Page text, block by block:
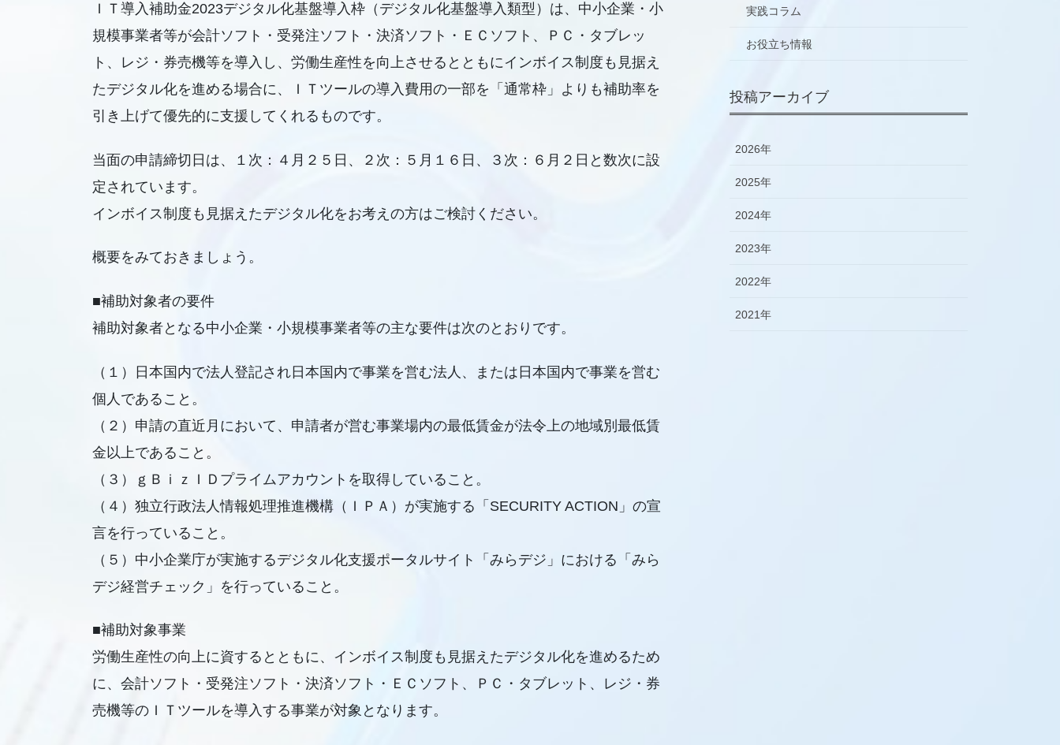
ＩＴ導入補助金2023デジタル化基盤導入枠（デジタル化基盤導入類型）は、中小企業・小
規模事業者等が会計ソフト・受発注ソフト・決済ソフト・ＥＣソフト、ＰＣ・タブレッ
ト、レジ・券売機等を導入し、労働生産性を向上させるとともにインボイス制度も見据え
たデジタル化を進める場合に、ＩＴツールの導入費用の一部を「通常枠」よりも補助率を
引き上げて優先的に支援してくれるものです。
当面の申請締切日は、１次：４月２５日、２次：５月１６日、３次：６月２日と数次に設
定されています。
インボイス制度も見据えたデジタル化をお考えの方はご検討ください。
概要をみておきましょう。
■補助対象者の要件
補助対象者となる中小企業・小規模事業者等の主な要件は次のとおりです。
（１）日本国内で法人登記され日本国内で事業を営む法人、または日本国内で事業を営む
個人であること。
（２）申請の直近月において、申請者が営む事業場内の最低賃金が法令上の地域別最低賃
金以上であること。
（３）ｇＢｉｚＩＤプライムアカウントを取得していること。
（４）独立行政法人情報処理推進機構（ＩＰＡ）が実施する「SECURITY ACTION」の宣
言を行っていること。
（５）中小企業庁が実施するデジタル化支援ポータルサイト「みらデジ」における「みら
デジ経営チェック」を行っていること。
■補助対象事業
労働生産性の向上に資するとともに、インボイス制度も見据えたデジタル化を進めるため
に、会計ソフト・受発注ソフト・決済ソフト・ＥＣソフト、ＰＣ・タブレット、レジ・券
売機等のＩＴツールを導入する事業が対象となります。
実践コラム
お役立ち情報
投稿アーカイブ
2026年
2025年
2024年
2023年
2022年
2021年